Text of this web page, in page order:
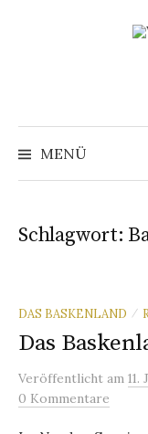
MENÜ
Schlagwort:
DAS BASKENLAND /
Das
Veröffentlicht am 11.
0 Kommentare